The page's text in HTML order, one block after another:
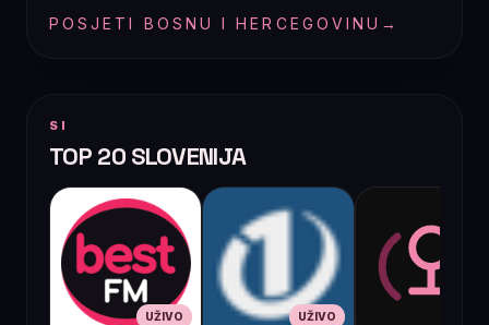
POSJETI BOSNU I HERCEGOVINU →
SI
TOP 20 SLOVENIJA
UŽIVO UŽIVO